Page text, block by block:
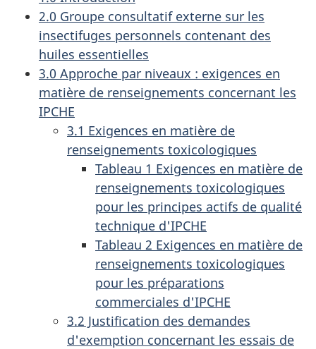
2.0 Groupe consultatif externe sur les
insectifuges personnels contenant des
huiles essentielles
3.0 Approche par niveaux : exigences en
matière de renseignements concernant les
IPCHE
3.1 Exigences en matière de
renseignements toxicologiques
Tableau 1 Exigences en matière de
renseignements toxicologiques
pour les principes actifs de qualité
technique d'IPCHE
Tableau 2 Exigences en matière de
renseignements toxicologiques
pour les préparations
commerciales d'IPCHE
3.2 Justification des demandes
d'exemption concernant les essais de